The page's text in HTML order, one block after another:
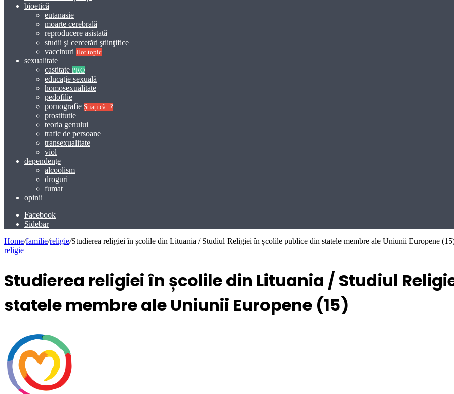
bioetică
eutanasie
moarte cerebrală
reproducere asistată
studii şi cercetări ştiinţifice
vaccinuri Hot topic
sexualitate
castitate PRO
educaţie sexuală
homosexualitate
pedofilie
pornografie Știați că...?
prostitutie
teoria genului
trafic de persoane
transexualitate
viol
dependenţe
alcoolism
droguri
fumat
opinii
Facebook
Sidebar
Home/familie/religie/Studierea religiei în școlile din Lituania / Studiul Religiei în școlile publice din statele membre ale Uniunii Europene
religie
Studierea religiei în școlile din Lituania / Studiul
statele membre ale Uniunii Europene (15)